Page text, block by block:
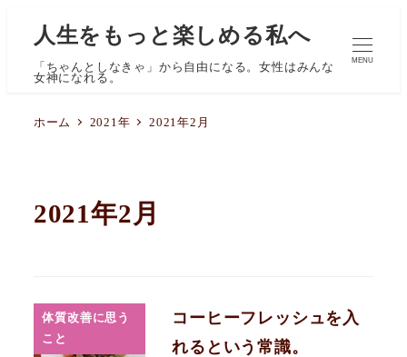
人生をもっと楽しめる私へ
「ちゃんとしなきゃ」から自由になる。女性はみんな
女神になれる。
MENU
ホーム 2021年 2021年2月
2021年2月
体質改善に思う
こと
コーヒーフレッシュを入
れるという常識。